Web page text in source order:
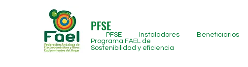
PFSE
Programa FAEL de
Sostenibilidad y eficiencia
PFSE Instaladores Beneficiarios